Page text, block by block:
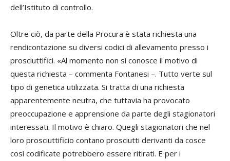
dell’Istituto di controllo.
Oltre ciò, da parte della Procura è stata richiesta una
rendicontazione su diversi codici di allevamento presso i
prosciuttifici. «Al momento non si conosce il motivo di
questa richiesta – commenta Fontanesi –. Tutto verte sul
tipo di genetica utilizzata. Si tratta di una richiesta
apparentemente neutra, che tuttavia ha provocato
preoccupazione e apprensione da parte degli stagionatori
interessati. Il motivo è chiaro. Quegli stagionatori che nel
loro prosciuttificio contano prosciutti derivanti da cosce
così codificate potrebbero essere ritirati. E per i